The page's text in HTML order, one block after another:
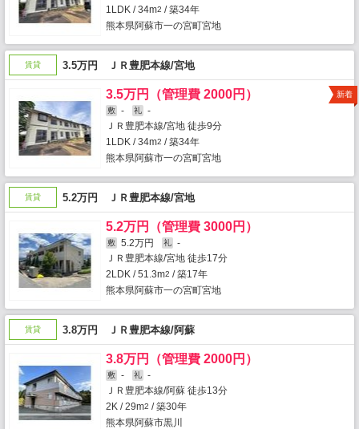
1LDK / 34m2 / 築34年
熊本県阿蘇市一の宮町宮地
賃貸 3.5万円 ＪＲ豊肥本線/宮地
3.5万円（管理費 2000円）
敷 - 礼
-
ＪＲ豊肥本線/宮地 徒歩9分
1LDK / 34m2 / 築34年
熊本県阿蘇市一の宮町宮地
新着
賃貸 5.2万円 ＪＲ豊肥本線/宮地
5.2万円（管理費 3000円）
敷 5.2万円 礼
-
ＪＲ豊肥本線/宮地 徒歩17分
2LDK / 51.3m2 / 築17年
熊本県阿蘇市一の宮町宮地
賃貸 3.8万円 ＪＲ豊肥本線/阿蘇
3.8万円（管理費 2000円）
敷 - 礼
-
ＪＲ豊肥本線/阿蘇 徒歩13分
2K / 29m2 / 築30年
熊本県阿蘇市黒川